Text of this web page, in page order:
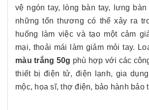
vệ ngón tay, lòng bàn tay, lưng bàn
những tổn thương có thể xảy ra
huống làm việc và tạo một cảm
mại, thoải mái làm giảm mỏi tay.
màu trắng 50g phù hợp với các
thiết bị điện tử, điện lạnh, gia
mộc, họa sĩ, thợ điện, bảo hành bảo